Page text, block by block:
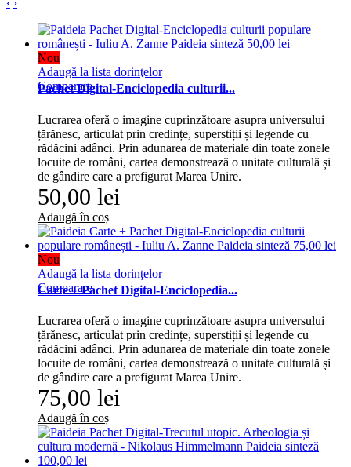
‹ ›
Nou
Adaugă la lista dorinţelor
Comparare
Pachet Digital-Enciclopedia culturii...
Lucrarea oferă o imagine cuprinzătoare asupra universului
țărănesc, articulat prin credințe, superstiții și legende cu
rădăcini adânci. Prin adunarea de materiale din toate zonele
locuite de români, cartea demonstrează o unitate culturală și
de gândire care a prefigurat Marea Unire.
50,00 lei
Adaugă în coș
Nou
Adaugă la lista dorinţelor
Comparare
Carte + Pachet Digital-Enciclopedia...
Lucrarea oferă o imagine cuprinzătoare asupra universului
țărănesc, articulat prin credințe, superstiții și legende cu
rădăcini adânci. Prin adunarea de materiale din toate zonele
locuite de români, cartea demonstrează o unitate culturală și
de gândire care a prefigurat Marea Unire.
75,00 lei
Adaugă în coș